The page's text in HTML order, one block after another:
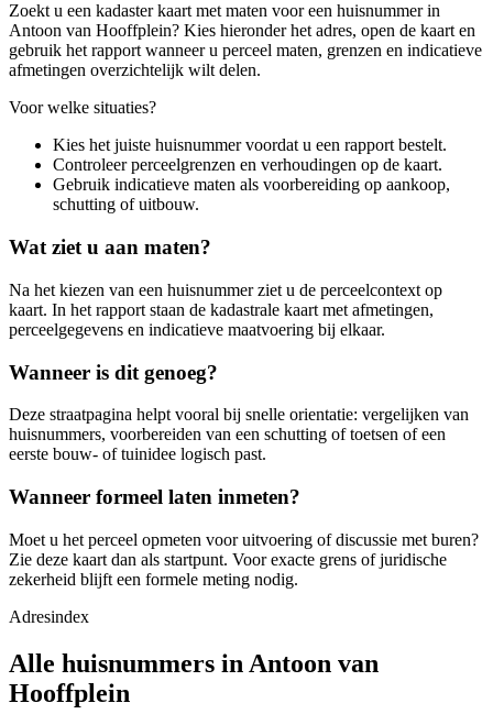
Zoekt u een kadaster kaart met maten voor een huisnummer in
Antoon van Hooffplein? Kies hieronder het adres, open de kaart en
gebruik het rapport wanneer u perceel maten, grenzen en indicatieve
afmetingen overzichtelijk wilt delen.
Voor welke situaties?
Kies het juiste huisnummer voordat u een rapport bestelt.
Controleer perceelgrenzen en verhoudingen op de kaart.
Gebruik indicatieve maten als voorbereiding op aankoop,
schutting of uitbouw.
Wat ziet u aan maten?
Na het kiezen van een huisnummer ziet u de perceelcontext op
kaart. In het rapport staan de kadastrale kaart met afmetingen,
perceelgegevens en indicatieve maatvoering bij elkaar.
Wanneer is dit genoeg?
Deze straatpagina helpt vooral bij snelle orientatie: vergelijken van
huisnummers, voorbereiden van een schutting of toetsen of een
eerste bouw- of tuinidee logisch past.
Wanneer formeel laten inmeten?
Moet u het perceel opmeten voor uitvoering of discussie met buren?
Zie deze kaart dan als startpunt. Voor exacte grens of juridische
zekerheid blijft een formele meting nodig.
Adresindex
Alle huisnummers in Antoon van
Hooffplein